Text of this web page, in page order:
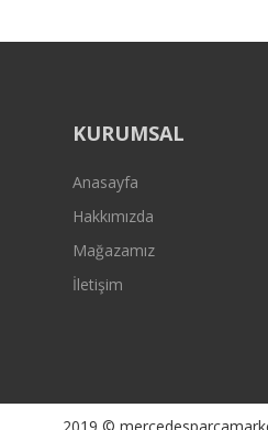
KURUMSAL
Anasayfa
Hakkımızda
Mağazamız
İletişim